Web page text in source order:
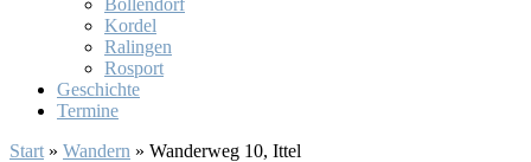
Bollendorf
Kordel
Ralingen
Rosport
Geschichte
Termine
Start » Wandern » Wanderweg 10, Ittel